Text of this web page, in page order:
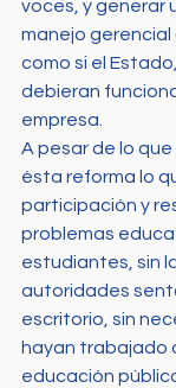
voces, y generar
manejo
como si el
debieran
empresa.
A pesar de lo
ésta reforma lo
participación y
problemas
estudiantes, sin
autoridades
escritorio, sin
hayan trabajado
educación